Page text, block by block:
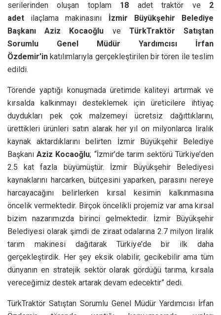
serilerinden oluşan toplam 18 adet traktör ve 2
adet ilaçlama makinasını İzmir Büyükşehir Belediye
Başkanı
Aziz Kocaoğlu ve TürkTraktör Satıştan
Sorumlu Genel Müdür Yardımcısı
İrfan
Özdemir’in katılımlarıyla gerçekleştirilen bir tören ile teslim
edildi.
Törende yaptığı konuşmada üretimde kaliteyi artırmak ve
kırsalda kalkınmayı desteklemek için üreticilere ihtiyaç
duydukları pek çok malzemeyi ücretsiz dağıttıklarını,
ürettikleri ürünleri satın alarak her yıl on milyonlarca liralık
kaynak aktardıklarını belirten İzmir Büyükşehir Belediye
BaşkanıAziz Kocaoğlu; “İzmir’de tarım sektörü Türkiye’den
2.5 kat fazla büyümüştür. İzmir Büyükşehir Belediyesi
kaynaklarını harcarken, bütçesini yaparken, parasını nereye
harcayacağını belirlerken kırsal kesimin kalkınmasına
öncelik vermektedir. Birçok öncelikli projemiz var ama kırsal
bizim nazarımızda birinci gelmektedir. İzmir Büyükşehir
Belediyesi olarak şimdi de ziraat odalarına 2.7 milyon liralık
tarım makinesi dağıtarak Türkiye’de bir ilk daha
gerçekleştirdik. Her şey eksik olabilir, gecikebilir ama tüm
dünyanın en stratejik sektör olarak gördüğü tarıma, kırsala
vereceğimiz destek artarak devam edecektir” dedi.
TürkTraktör Satıştan Sorumlu Genel Müdür Yardımcısı İrfan